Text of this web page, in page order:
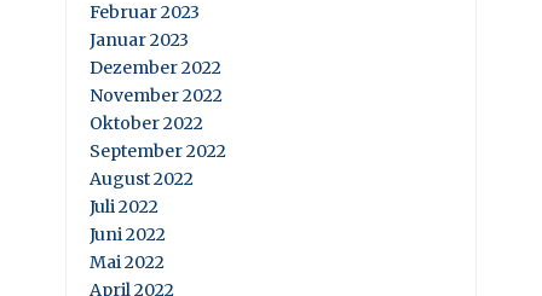
Februar 2023
Januar 2023
Dezember 2022
November 2022
Oktober 2022
September 2022
August 2022
Juli 2022
Juni 2022
Mai 2022
April 2022